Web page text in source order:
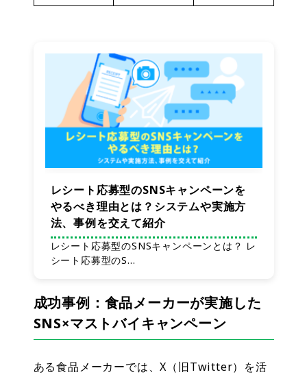
レシート応募型のSNSキャンペーンを
やるべき理由とは？システムや実施方
法、事例を交えて紹介
レシート応募型のSNSキャンペーンとは？ レ
シート応募型のS…
成功事例：食品メーカーが実施した
SNS×マストバイキャンペーン
ある食品メーカーでは、X（旧Twitter）を活